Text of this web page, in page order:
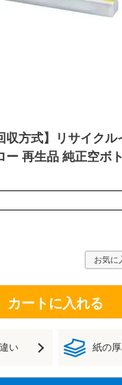
収方式】リサイク
ー 再生品 純正空ボ
お気に
カートに入れる
い 紙の